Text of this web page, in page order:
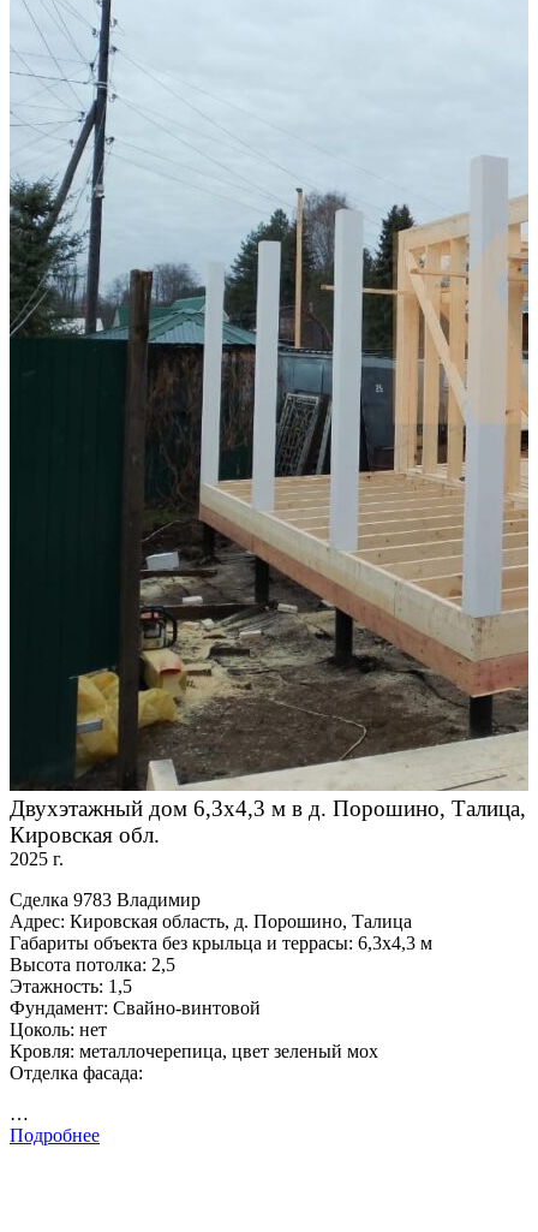
Двухэтажный дом 6,3х4,3 м в д. Порошино, Талица,
Кировская обл.
2025 г.
Сделка 9783 Владимир
Адрес: Кировская область, д. Порошино, Талица
Габариты объекта без крыльца и террасы: 6,3х4,3 м
Высота потолка: 2,5
Этажность: 1,5
Фундамент: Свайно-винтовой
Цоколь: нет
Кровля: металлочерепица, цвет зеленый мох
Отделка фасада:
…
Подробнее